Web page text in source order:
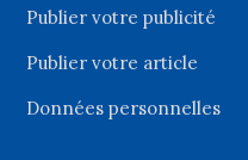
Publier votre publicité
Publier votre article
Données personnelles